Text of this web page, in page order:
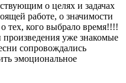
о целях и задачах
работе, о значимости
тех, кого выбрало время!!!!
уже знакомые
сопровождались
эмоциональное